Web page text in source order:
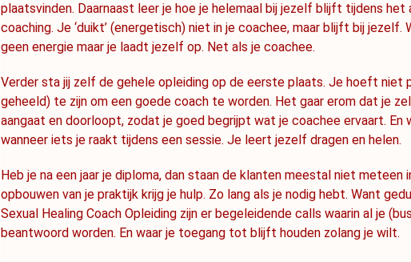
plaatsvinden. Daarnaast leer je hoe je helemaal bij jezelf blijft tijdens het
coaching. Je ‘duikt’ (energetisch) niet in je coachee, maar blijft bij jezelf.
geen energie maar je laadt jezelf op. Net als je coachee.
Verder sta jij zelf de gehele opleiding op de eerste plaats. Je hoeft niet
geheeld) te zijn om een goede coach te worden. Het gaar erom dat je
aangaat en doorloopt, zodat je goed begrijpt wat je coachee ervaart.
wanneer iets je raakt tijdens een sessie. Je leert jezelf dragen en helen.
Heb je na een jaar je diploma, dan staan de klanten meestal niet meteen
opbouwen van je praktijk krijg je hulp. Zo lang als je nodig hebt. Want
Sexual Healing Coach Opleiding zijn er begeleidende calls waarin al je
beantwoord worden. En waar je toegang tot blijft houden zolang je wilt.